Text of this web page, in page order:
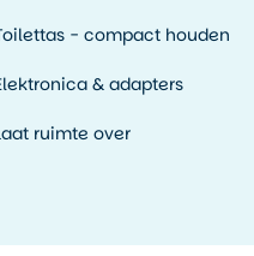
- compact houden
& adapters
ruimte over